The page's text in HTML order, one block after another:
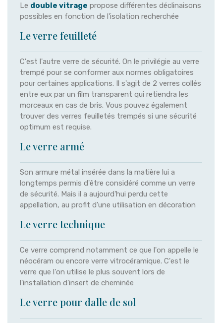
Le double vitrage propose différentes déclinaisons
possibles en fonction de l'isolation recherchée
Le verre feuilleté
C'est l'autre verre de sécurité. On le privilégie au verre
trempé pour se conformer aux normes obligatoires
pour certaines applications. Il s'agit de 2 verres collés
entre eux par un film transparent qui retiendra les
morceaux en cas de bris. Vous pouvez également
trouver des verres feuilletés trempés si une sécurité
optimum est requise.
Le verre armé
Son armure métal insérée dans la matière lui a
longtemps permis d'être considéré comme un verre
de sécurité. Mais il a aujourd'hui perdu cette
appellation, au profit d'une utilisation en décoration
Le verre technique
Ce verre comprend notamment ce que l'on appelle le
néocéram ou encore verre vitrocéramique. C'est le
verre que l'on utilise le plus souvent lors de
l'installation d'insert de cheminée
Le verre pour dalle de sol